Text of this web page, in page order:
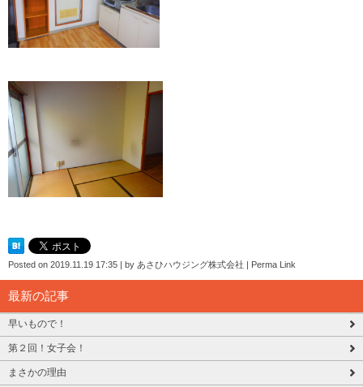
Posted on 2019.11.19 17:35 by あさひハウジング株式会社 Perma Link
最新の記事
早いもので！
第２回！女子会！
まさかの理由